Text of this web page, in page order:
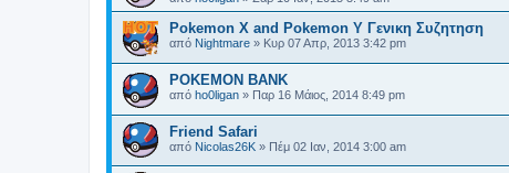
Pokemon X and Pokemon Y Γενικη Συζητηση
από Nightmare » Κυρ 07 Απρ, 2013 3:42 pm
POKEMON BANK
από ho0ligan » Παρ 16 Μάιος, 2014 8:49 pm
Friend Safari
από Nicolas26K » Πέμ 02 Ιαν, 2014 3:00 am